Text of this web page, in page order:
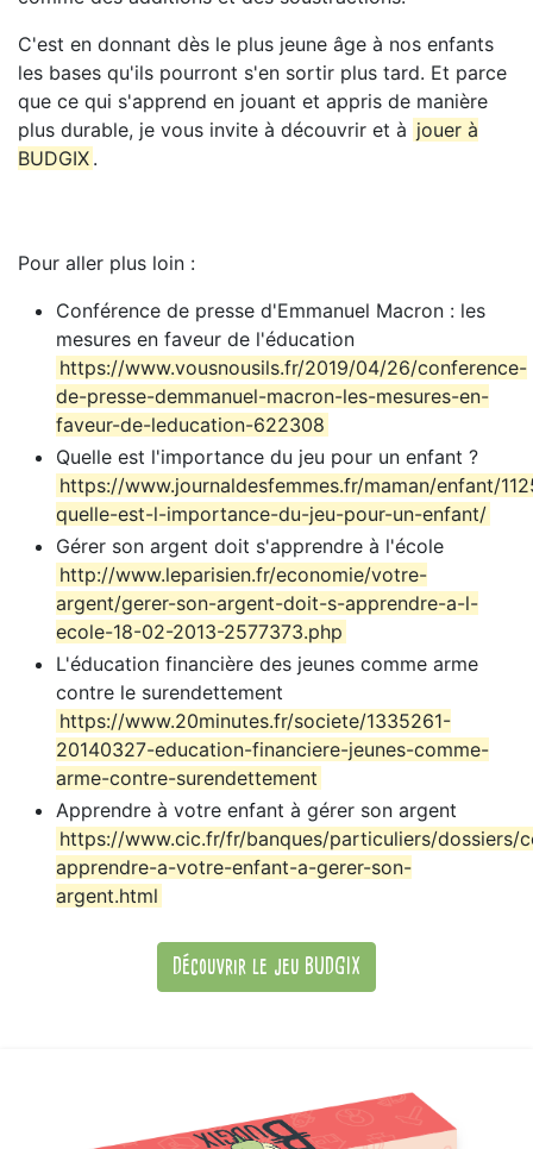
C'est en donnant dès le plus jeune âge à nos enfants
les bases qu'ils pourront s'en sortir plus tard. Et parce
que ce qui s'apprend en jouant et appris de manière
plus durable, je vous invite à découvrir et à jouer à
BUDGIX .
Pour aller plus loin :
Conférence de presse d'Emmanuel Macron : les
mesures en faveur de l'éducation
https://www.vousnousils.fr/2019/04/26/conference-
de-presse-demmanuel-macron-les-mesures-en-
faveur-de-leducation-622308
Quelle est l'importance du jeu pour un enfant ?
https://www.journaldesfemmes.fr/maman/enfant/
quelle-est-l-importance-du-jeu-pour-un-enfant/
Gérer son argent doit s'apprendre à l'école
http://www.leparisien.fr/economie/votre-
argent/gerer-son-argent-doit-s-apprendre-a-l-
ecole-18-02-2013-2577373.php
L'éducation financière des jeunes comme arme
contre le surendettement
https://www.20minutes.fr/societe/1335261-
20140327-education-financiere-jeunes-comme-
arme-contre-surendettement
Apprendre à votre enfant à gérer son argent
https://www.cic.fr/fr/banques/particuliers/dossiers/
apprendre-a-votre-enfant-a-gerer-son-
argent.html
Découvrir le jeu BUDGIX